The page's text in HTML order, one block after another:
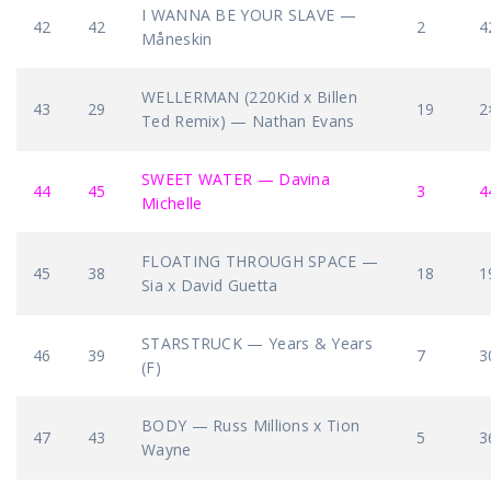
42 42
I WANNA BE YOUR SLAVE —
Måneskin
2
43 29
WELLERMAN (220Kid x Billen
Ted Remix) — Nathan Evans
19
44 45
SWEET WATER — Davina
Michelle
3
45 38
FLOATING THROUGH SPACE —
Sia x David Guetta
18
46 39
STARSTRUCK — Years & Years
(F)
7
47 43
BODY — Russ Millions x Tion
Wayne
5